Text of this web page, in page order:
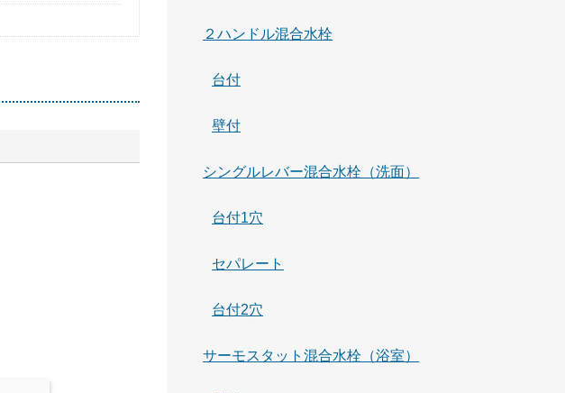
２ハンドル混合水栓
台付
壁付
シングルレバー混合水栓（洗面）
台付1穴
セパレート
台付2穴
サーモスタット混合水栓（浴室）